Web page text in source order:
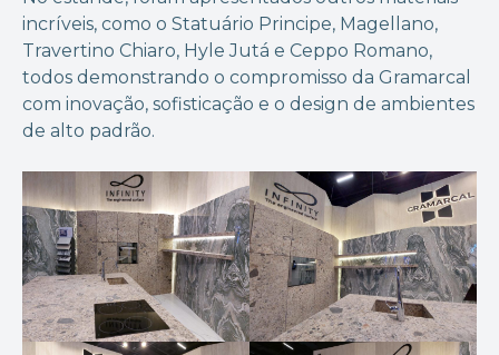
incríveis, como o Statuário Principe, Magellano,
Travertino Chiaro, Hyle Jutá e Ceppo Romano,
todos demonstrando o compromisso da Gramarcal
com inovação, sofisticação e o design de ambientes
de alto padrão.